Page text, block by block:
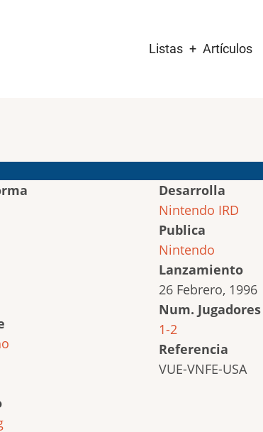
navigation
Listas Artículos
Desarrolla
Nintendo IRD
Publica
Nintendo
Lanzamiento
26 Febrero, 1996
Num. Jugadores
1-2
Referencia
VUE-VNFE-USA